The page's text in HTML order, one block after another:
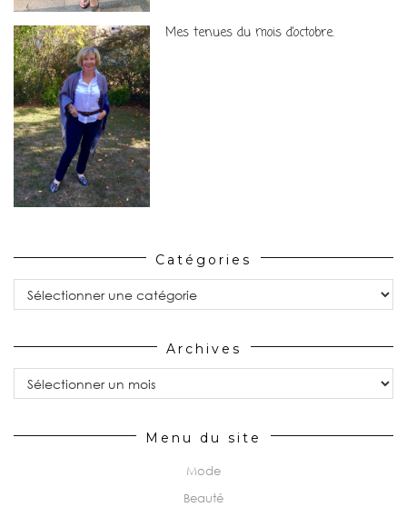
Mes tenues du mois d’octobre.
Catégories
Archives
Menu du site
Mode
Beauté